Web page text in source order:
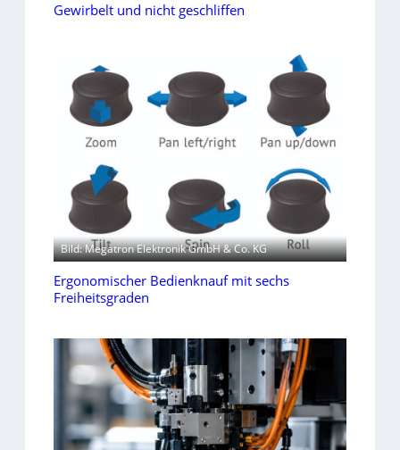
Gewirbelt und nicht geschliffen
Bild: Megatron Elektronik GmbH & Co. KG
Ergonomischer Bedienknauf mit sechs
Freiheitsgraden